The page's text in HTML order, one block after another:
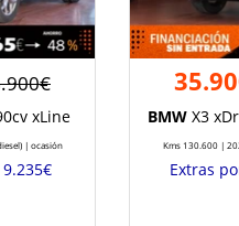
xLine
| ocasión
BMW X3
Kms 130.600 |
Extras